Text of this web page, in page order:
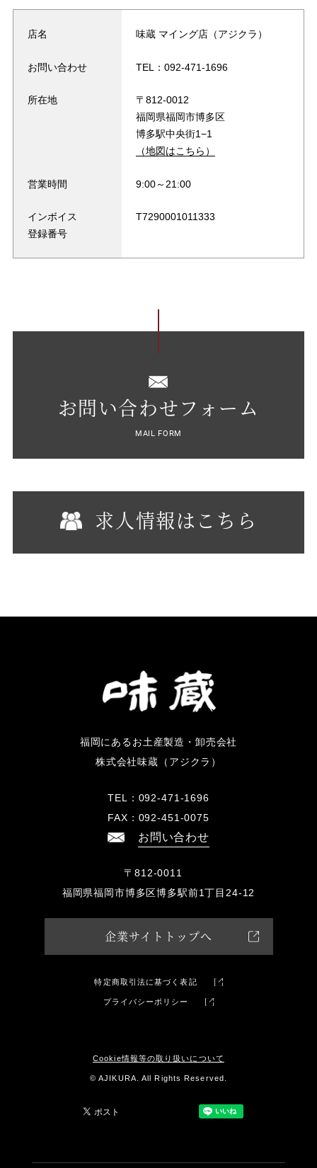
店名 味蔵 マイング店（アジクラ）
お問い合わせ TEL：092-471-1696
所在地
〒812-0012
福岡県福岡市博多区
博多駅中央街1−1
（地図はこちら）
営業時間 9:00～21:00
インボイス
登録番号
T7290001011333
お問い合わせフォーム
MAIL FORM
求人情報はこちら
福岡にあるお土産製造・卸売会社
株式会社味蔵（アジクラ）
TEL： 092-471-1696
FAX： 092-451-0075
お問い合わせ
〒812-0011
福岡県福岡市博多区博多駅前1丁目24-12
企業サイトトップへ
特定商取引法に基づく表記
プライバシーポリシー
Cookie情報等の取り扱いについて
© AJIKURA. All Rights Reserved.